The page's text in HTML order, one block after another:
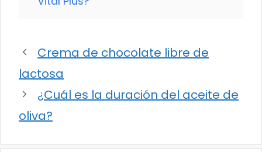
Crema de chocolate libre de
lactosa
¿Cuál es la duración del aceite de
oliva?